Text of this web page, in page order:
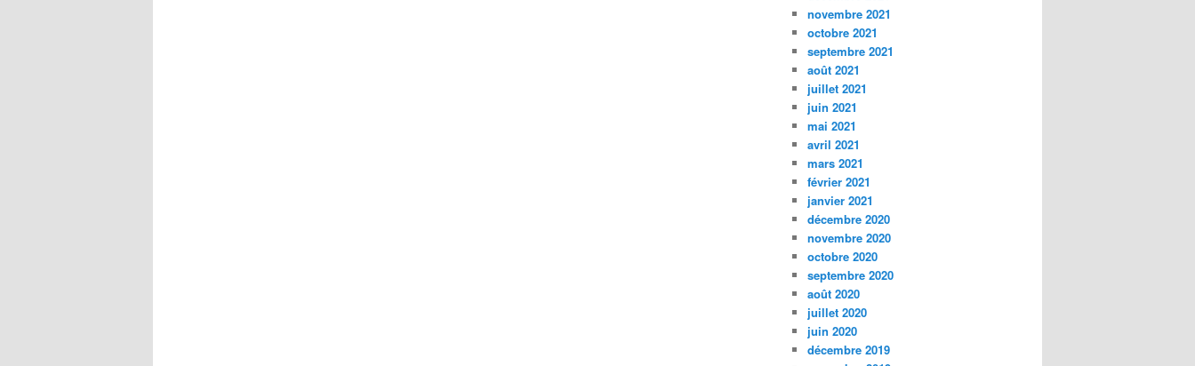
novembre 2021
octobre 2021
septembre 2021
août 2021
juillet 2021
juin 2021
mai 2021
avril 2021
mars 2021
février 2021
janvier 2021
décembre 2020
novembre 2020
octobre 2020
septembre 2020
août 2020
juillet 2020
juin 2020
décembre 2019